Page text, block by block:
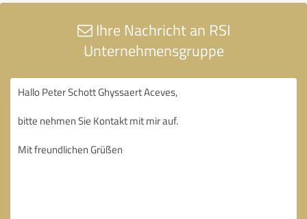
Ihre Nachricht an RSI
Unternehmensgruppe